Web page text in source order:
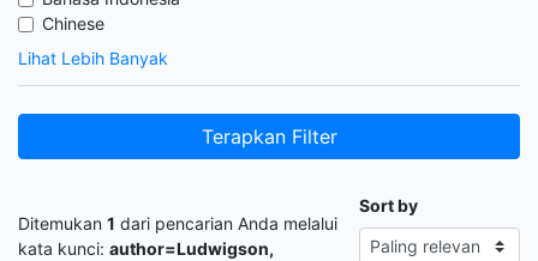
Chinese
Lihat Lebih Banyak
Terapkan Filter
Ditemukan 1 dari pencarian Anda melalui
kata kunci: author=Ludwigson,
Sort by